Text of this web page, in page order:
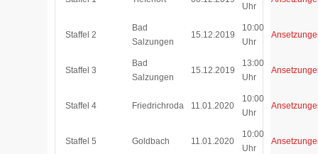
Uhr
Staffel 2
Bad
Salzungen
15.12.2019
10:00
Uhr
Staffel 3
Bad
Salzungen
15.12.2019
13:00
Uhr
Staffel 4 Friedrichroda 11.01.2020
10:00
Uhr
Staffel 5 Goldbach 11.01.2020
10:00
Uhr